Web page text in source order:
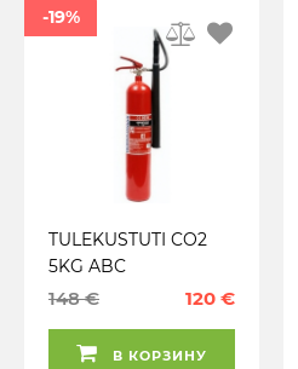
-19%
TULEKUSTUTI CO2
5KG ABC
148 € 120 €
В КОРЗИНУ